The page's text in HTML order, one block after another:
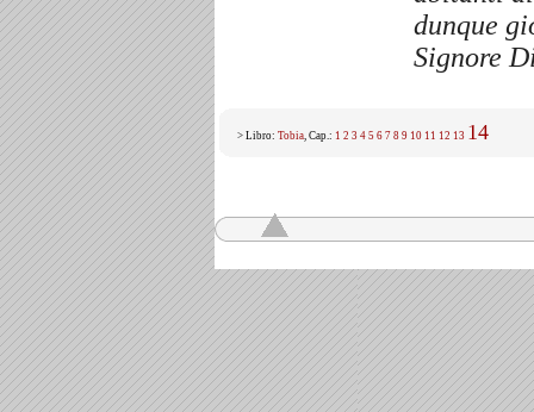
dunque
Signore
> Libro: Tobia, Cap.: 1 2 3 4 5 6 7 8 9 10 11 12 13 14